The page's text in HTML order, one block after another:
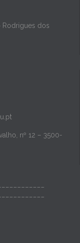
Rodrigues dos
nº 12 – 3500-